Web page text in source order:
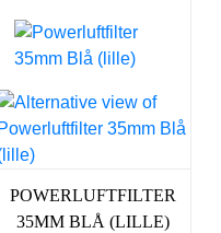
POWERLUFTFILTER
35MM BLÅ (LILLE)